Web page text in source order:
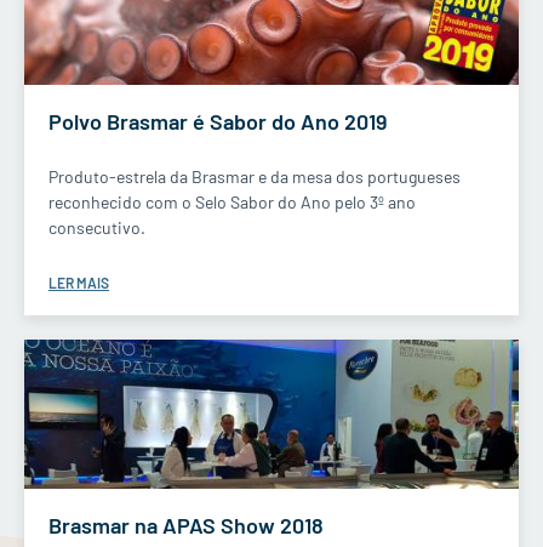
Polvo Brasmar é Sabor do Ano 2019
Produto-estrela da Brasmar e da mesa dos portugueses
reconhecido com o Selo Sabor do Ano pelo 3º ano
consecutivo.
LER MAIS
Brasmar na APAS Show 2018